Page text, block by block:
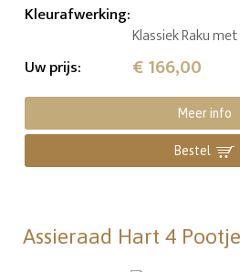
Kleurafwerking:
Klassiek Raku
Uw prijs: € 166,00
Meer info
Bestel
Assieraad Hart 4